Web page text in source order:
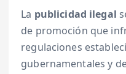
La publicidad ilegal
de promoción que
regulaciones
gubernamentales y